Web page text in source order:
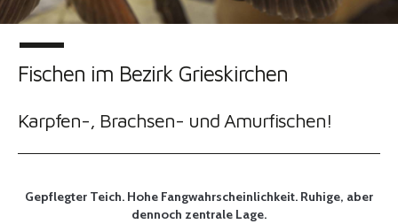
Fischen im Bezirk Grieskirchen
Karpfen-, Brachsen- und Amurfischen!
Gepflegter Teich. Hohe Fangwahrscheinlichkeit. Ruhige, aber
dennoch zentrale Lage.